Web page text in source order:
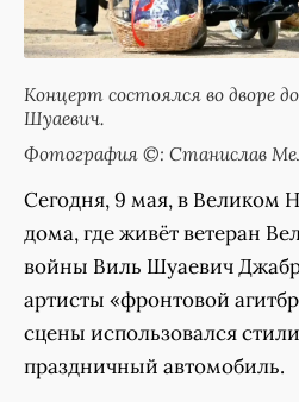
Концерт состоялся во дворе
Шуаевич.
Фотография ©: Станислав
Сегодня, 9 мая, в Великом
дома, где живёт ветеран
войны Виль Шуаевич
артисты «фронтовой
сцены использовался
праздничный автомобиль.